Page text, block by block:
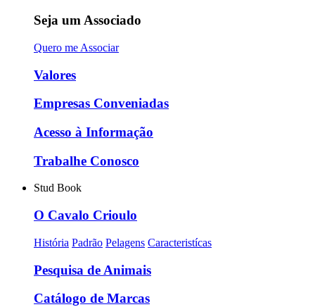
Seja um Associado
Quero me Associar
Valores
Empresas Conveniadas
Acesso à Informação
Trabalhe Conosco
Stud Book
O Cavalo Crioulo
História Padrão Pelagens Caracteristícas
Pesquisa de Animais
Catálogo de Marcas